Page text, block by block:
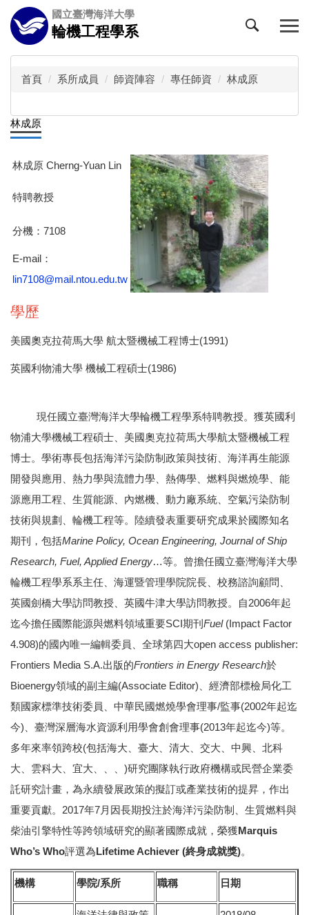
跳
到
主
要
國立臺灣海洋大學
輪機工程學系
首頁 系所成員 師資陣容 專任師資 林成原
林成原
林成原 Cherng-Yuan Lin
特聘教授
分機：7108
E-mail：
lin7108@mail.ntou.edu.tw
學歷
美國奧克拉荷馬大學 航太暨機械工程博士(1991)
英國利物浦大學 機械工程碩士(1986)
現任國立臺灣海洋大學輪機工程學系特聘教授。獲英國利
物浦大學機械工程碩士、美國奧克拉荷馬大學航太暨機械工程
博士。學術專長包括海洋污染防制政策與技術、海洋再生能源
開發與應用、熱力學與流體力學、熱傳學、燃料與燃燒學、能
源應用工程、生質能源、內燃機、動力廠系統、空氣污染防制
技術與規劃、輪機工程等。陸續發表重要研究成果於國際知名
期刊，包括Marine Policy, Ocean Engineering, Journal of Ship
Research, Fuel, Applied Energy…等。曾擔任國立臺灣海洋大學
輪機工程學系系主任、海運暨管理學院院長、校務諮詢顧問、
英國劍橋大學訪問教授、英國牛津大學訪問教授。自2006年起
迄今擔任國際能源與燃料領域重要SCI期刊 Fuel (Impact Factor
4.908)的國內唯一編輯委員、全球第四大open access publisher:
Frontiers Media S.A.出版的Frontiers in Energy Research於
Bioenergy領域的副主編(Associate Editor)、經濟部標檢局化工
類國家標準技術委員、中華民國燃燒學會理事/監事(2002年起迄
今)、臺灣深層海水資源利用學會創會理事(2013年起迄今)等。
多年來率領跨校(包括海大、臺大、清大、交大、中興、北科
大、雲科大、宜大、、、)研究團隊執行政府機構或民營企業委
託研究計畫，為永續發展政策的擬訂或產業技術的提昇，作出
重要貢獻。2017年7月因長期投注於海洋污染防制、生質燃料與
柴油引擎特性等跨領域研究的顯著國際成就，榮獲Marquis
Who’s Who評選為Lifetime Achiever (終身成就獎)。
機構 學院/系所 職稱 日期